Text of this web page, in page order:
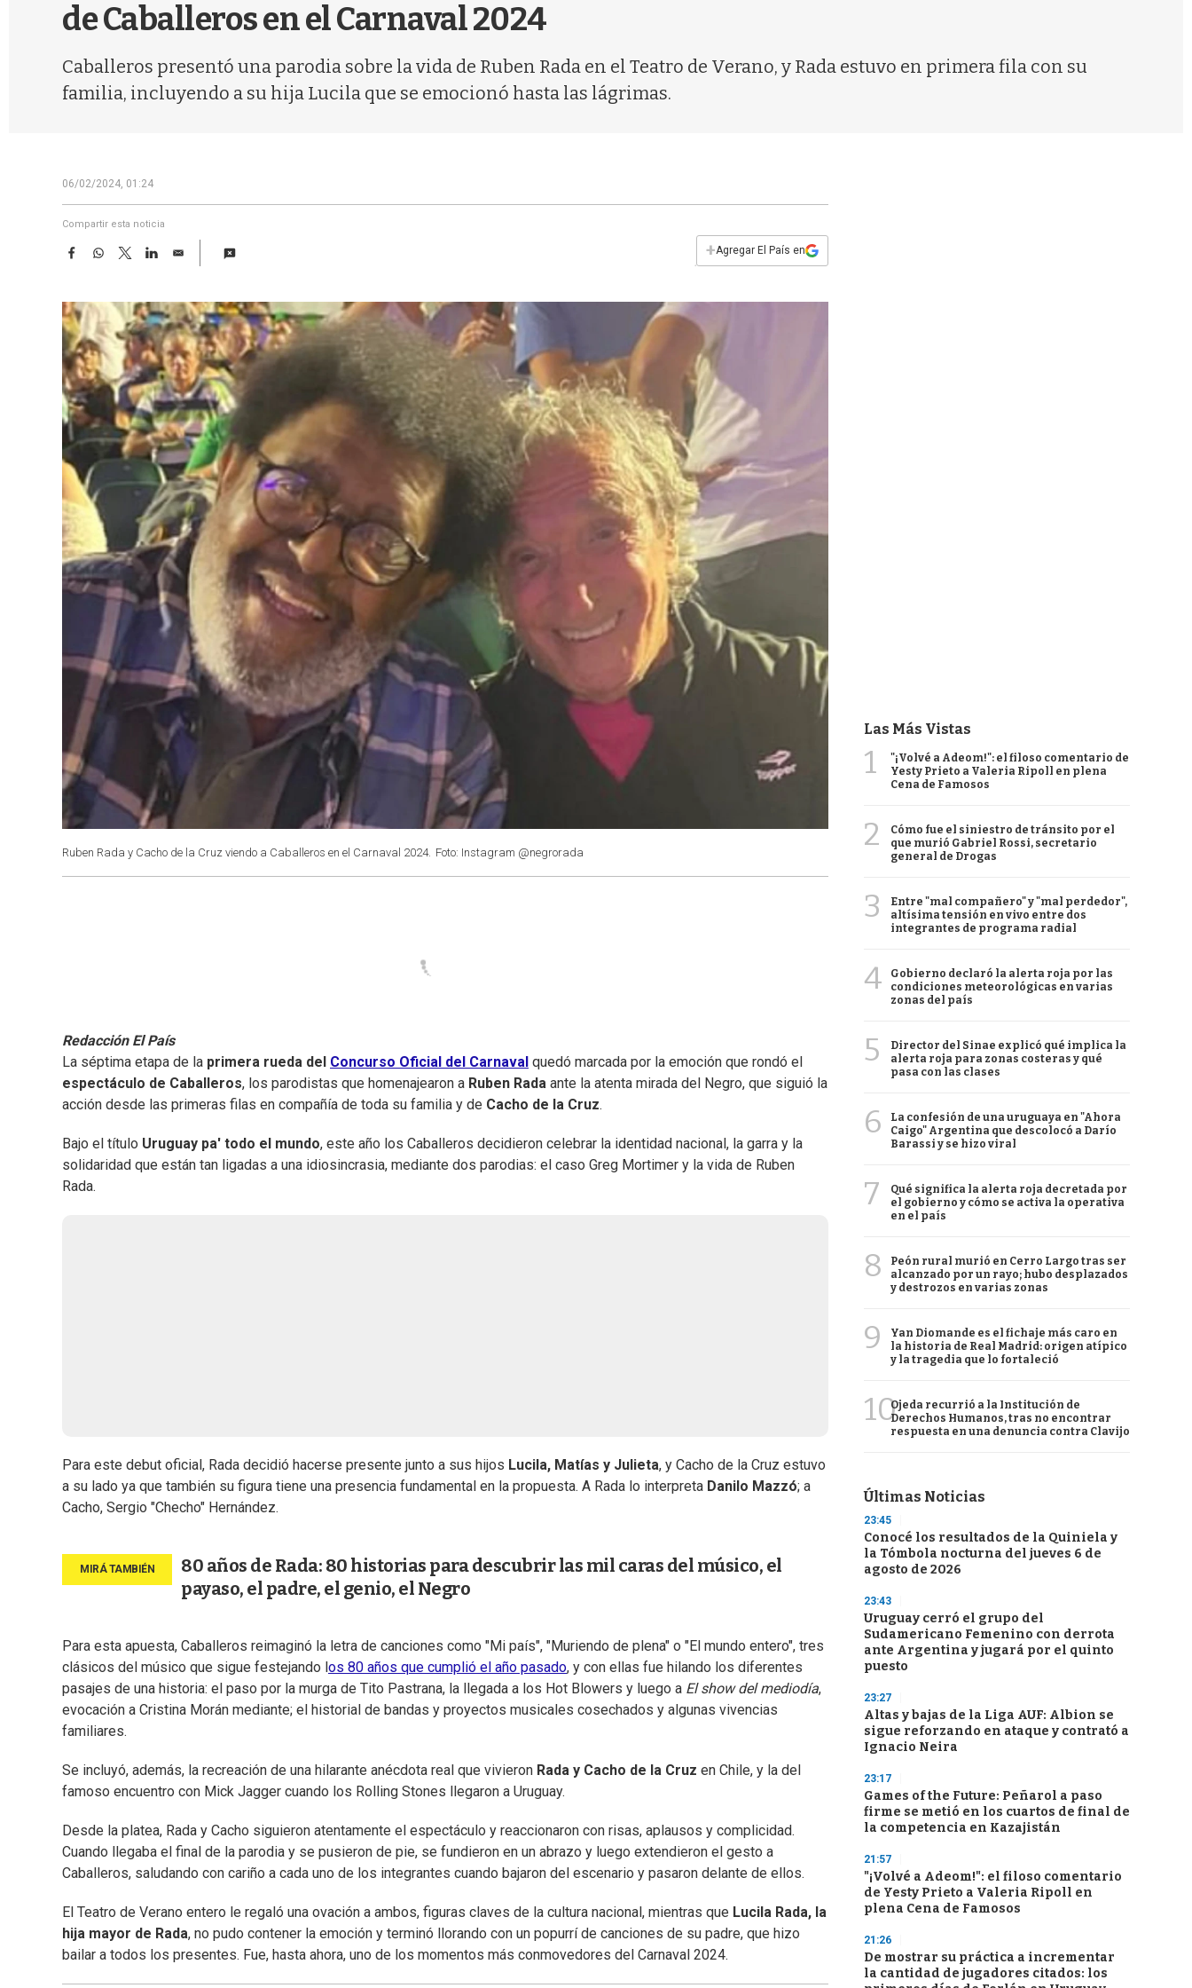
de Caballeros en el Carnaval 2024
Caballeros presentó una parodia sobre la vida de Ruben Rada en el Teatro de Verano, y Rada estuvo en primera fila con su
familia, incluyendo a su hija Lucila que se emocionó hasta las lágrimas.
06/02/2024, 01:24
Compartir esta noticia
F
e
b
o
o
k
W
t
s
A
p
p
T
w
t
t
e
r
L
k
e
d
I
n
E
i
l
+Agregar El País en
Ruben Rada y Cacho de la Cruz viendo a Caballeros en el Carnaval 2024. Foto: Instagram @negrorada
Redacción El País
La séptima etapa de la primera rueda del Concurso Oficial del Carnaval quedó marcada por la emoción que rondó el
espectáculo de Caballeros, los parodistas que homenajearon a Ruben Rada ante la atenta mirada del Negro, que siguió la
acción desde las primeras filas en compañía de toda su familia y de Cacho de la Cruz.
Bajo el título Uruguay pa' todo el mundo, este año los Caballeros decidieron celebrar la identidad nacional, la garra y la
solidaridad que están tan ligadas a una idiosincrasia, mediante dos parodias: el caso Greg Mortimer y la vida de Ruben
Rada.
Para este debut oficial, Rada decidió hacerse presente junto a sus hijos Lucila, Matías y Julieta, y Cacho de la Cruz estuvo
a su lado ya que también su figura tiene una presencia fundamental en la propuesta. A Rada lo interpreta Danilo Mazzó; a
Cacho, Sergio "Checho" Hernández.
80 años de Rada: 80 historias para descubrir las mil caras del músico, el
payaso, el padre, el genio, el Negro
Para esta apuesta, Caballeros reimaginó la letra de canciones como "Mi país", "Muriendo de plena" o "El mundo entero", tres
clásicos del músico que sigue festejando l os 80 años que cumplió el año pasado, y con ellas fue hilando los diferentes
pasajes de una historia: el paso por la murga de Tito Pastrana, la llegada a los Hot Blowers y luego a El show del mediodía,
evocación a Cristina Morán mediante; el historial de bandas y proyectos musicales cosechados y algunas vivencias
familiares.
Se incluyó, además, la recreación de una hilarante anécdota real que vivieron Rada y Cacho de la Cruz en Chile, y la del
famoso encuentro con Mick Jagger cuando los Rolling Stones llegaron a Uruguay.
Desde la platea, Rada y Cacho siguieron atentamente el espectáculo y reaccionaron con risas, aplausos y complicidad.
Cuando llegaba el final de la parodia y se pusieron de pie, se fundieron en un abrazo y luego extendieron el gesto a
Caballeros, saludando con cariño a cada uno de los integrantes cuando bajaron del escenario y pasaron delante de ellos.
El Teatro de Verano entero le regaló una ovación a ambos, figuras claves de la cultura nacional, mientras que Lucila Rada, la
hija mayor de Rada, no pudo contener la emoción y terminó llorando con un popurrí de canciones de su padre, que hizo
bailar a todos los presentes. Fue, hasta ahora, uno de los momentos más conmovedores del Carnaval 2024.
Las Más Vistas
1
"¡Volvé a Adeom!": el filoso comentario de
Yesty Prieto a Valeria Ripoll en plena
Cena de Famosos
2
Cómo fue el siniestro de tránsito por el
que murió Gabriel Rossi, secretario
general de Drogas
3
Entre "mal compañero" y "mal perdedor",
altísima tensión en vivo entre dos
integrantes de programa radial
4
Gobierno declaró la alerta roja por las
condiciones meteorológicas en varias
zonas del país
5
Director del Sinae explicó qué implica la
alerta roja para zonas costeras y qué
pasa con las clases
6
La confesión de una uruguaya en "Ahora
Caigo" Argentina que descolocó a Darío
Barassi y se hizo viral
7
Qué significa la alerta roja decretada por
el gobierno y cómo se activa la operativa
en el país
8
Peón rural murió en Cerro Largo tras ser
alcanzado por un rayo; hubo desplazados
y destrozos en varias zonas
9
Yan Diomande es el fichaje más caro en
la historia de Real Madrid: origen atípico
y la tragedia que lo fortaleció
10Ojeda recurrió a la Institución de
Derechos Humanos, tras no encontrar
respuesta en una denuncia contra Clavijo
Últimas Noticias
23:45
Conocé los resultados de la Quiniela y
la Tómbola nocturna del jueves 6 de
agosto de 2026
23:43
Uruguay cerró el grupo del
Sudamericano Femenino con derrota
ante Argentina y jugará por el quinto
puesto
23:27
Altas y bajas de la Liga AUF: Albion se
sigue reforzando en ataque y contrató a
Ignacio Neira
23:17
Games of the Future: Peñarol a paso
firme se metió en los cuartos de final de
la competencia en Kazajistán
21:57
"¡Volvé a Adeom!": el filoso comentario
de Yesty Prieto a Valeria Ripoll en
plena Cena de Famosos
21:26
De mostrar su práctica a incrementar
la cantidad de jugadores citados: los